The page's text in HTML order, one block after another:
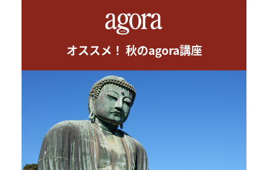
オススメ！ 秋のagora講座